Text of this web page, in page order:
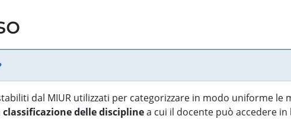
dal MIUR utilizzati per categorizzare in modo uniforme le
classificazione delle disciplinea cui il docente può accedere